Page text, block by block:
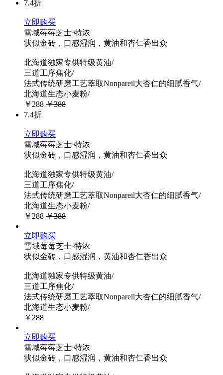
7.4折
立即购买
雪域莓莓芝士·特浓
状似金砖，口感湿润，黄油和杏仁香出众
北海道独家专供特级黄油/
三道工序焦化/
法式传统研磨工艺萃取Nonpareil大杏仁的细腻香气/
北海道生态小麦粉/
￥288 ￥388
7.4折
立即购买
雪域莓莓芝士·特浓
状似金砖，口感湿润，黄油和杏仁香出众
北海道独家专供特级黄油/
三道工序焦化/
法式传统研磨工艺萃取Nonpareil大杏仁的细腻香气/
北海道生态小麦粉/
￥288 ￥388
立即购买
雪域莓莓芝士·特浓
状似金砖，口感湿润，黄油和杏仁香出众
北海道独家专供特级黄油/
三道工序焦化/
法式传统研磨工艺萃取Nonpareil大杏仁的细腻香气/
北海道生态小麦粉/
￥288
立即购买
雪域莓莓芝士·特浓
状似金砖，口感湿润，黄油和杏仁香出众